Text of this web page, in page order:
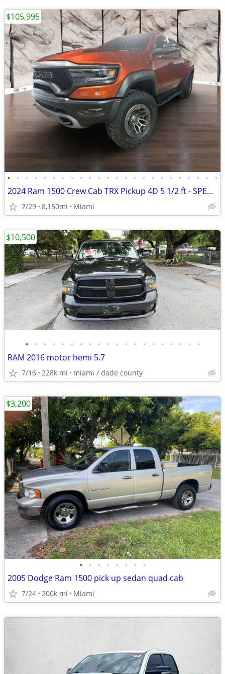
• • • • • • • • • • • • • • • • • • • • • • • •
2024 Ram 1500 Crew Cab TRX Pickup 4D 5 1/2 ft - SPECIAL FINANCE PRICE!
7/29 8,150mi Miami
$105,995
• • • • • • • • • • • • • • • • • • • •
RAM 2016 motor hemi 5.7
7/16 228k mi miami / dade county
$10,500
• • • • • • • •
2005 Dodge Ram 1500 pick up sedan quad cab
7/24 200k mi Miami
$3,200